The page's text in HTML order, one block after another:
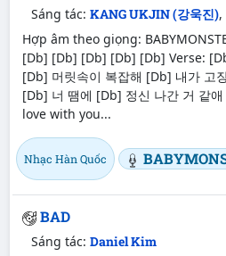
Sáng tác: KANG UKJIN (강욱진),
Hợp âm theo giọng:
[Db] [Db] [Db] [Db] [Db] Verse:
[Db] 머릿속이 복잡해 [Db] 내가 고
[Db] 너 땜에 [Db] 정신 나간 거 같
love with you...
Nhạc Hàn Quốc
BAD
Sáng tác: Daniel Kim